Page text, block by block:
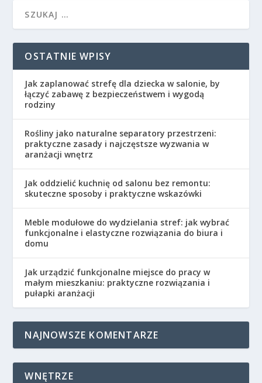
OSTATNIE WPISY
Jak zaplanować strefę dla dziecka w salonie, by
łączyć zabawę z bezpieczeństwem i wygodą
rodziny
Rośliny jako naturalne separatory przestrzeni:
praktyczne zasady i najczęstsze wyzwania w
aranżacji wnętrz
Jak oddzielić kuchnię od salonu bez remontu:
skuteczne sposoby i praktyczne wskazówki
Meble modułowe do wydzielania stref: jak wybrać
funkcjonalne i elastyczne rozwiązania do biura i
domu
Jak urządzić funkcjonalne miejsce do pracy w
małym mieszkaniu: praktyczne rozwiązania i
pułapki aranżacji
NAJNOWSZE KOMENTARZE
WNĘTRZE